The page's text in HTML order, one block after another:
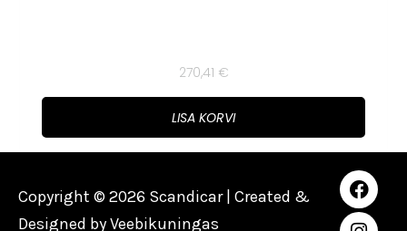
270,41 €
LISA KORVI
Copyright © 2026 Scandicar | Created &
Designed byVeebikuningas